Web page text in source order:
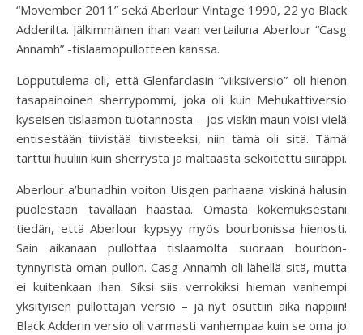
“Movember 2011” sekä Aberlour Vintage 1990, 22 yo Black
Adderilta. Jälkimmäinen ihan vaan vertailuna Aberlour “Casg
Annamh” -tislaamopullotteen kanssa.
Lopputulema oli, että Glenfarclasin ”viiksiversio” oli hienon
tasapainoinen sherrypommi, joka oli kuin Mehukattiversio
kyseisen tislaamon tuotannosta – jos viskin maun voisi vielä
entisestään tiivistää tiivisteeksi, niin tämä oli sitä. Tämä
tarttui huuliin kuin sherrystä ja maltaasta sekoitettu siirappi.
Aberlour a’bunadhin voiton Uisgen parhaana viskinä halusin
puolestaan tavallaan haastaa. Omasta kokemuksestani
tiedän, että Aberlour kypsyy myös bourbonissa hienosti.
Sain aikanaan pullottaa tislaamolta suoraan bourbon-
tynnyristä oman pullon. Casg Annamh oli lähellä sitä, mutta
ei kuitenkaan ihan. Siksi siis verrokiksi hieman vanhempi
yksityisen pullottajan versio – ja nyt osuttiin aika nappiin!
Black Adderin versio oli varmasti vanhempaa kuin se oma jo